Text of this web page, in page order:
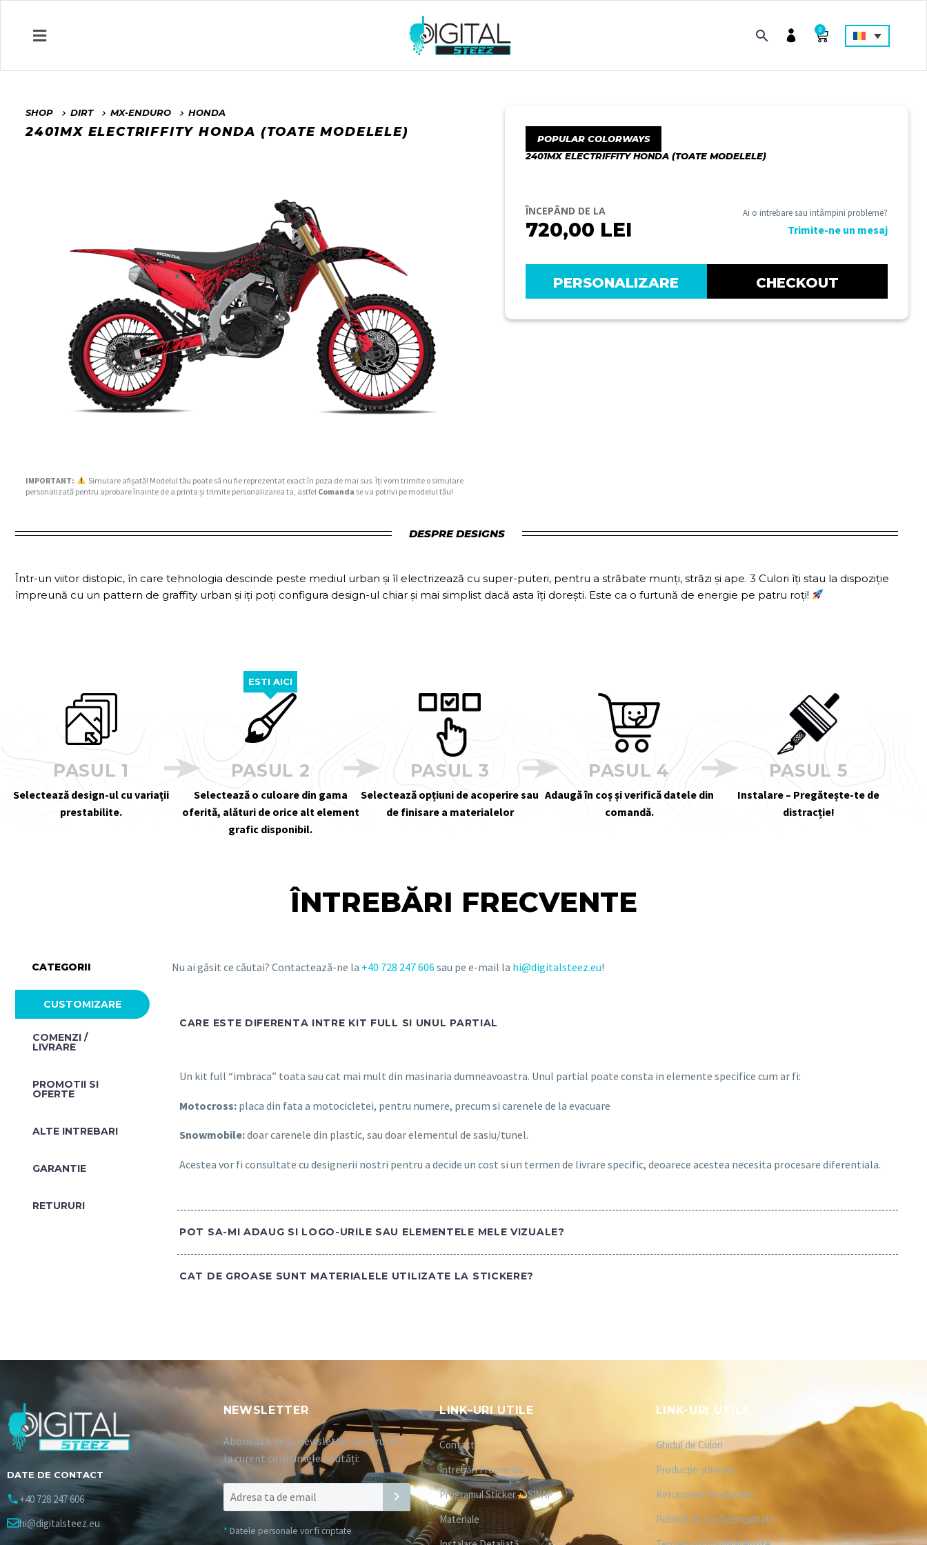
0
SHOP DIRT MX-ENDURO HONDA
2401MX ELECTRIFFITY HONDA (TOATE MODELELE)
IMPORTANT:
Simulare afișată! Modelul tău poate să nu fie reprezentat exact în poza de mai sus. Îți vom trimite o simulare
personalizată pentru aprobare înainte de a printa și trimite personalizarea ta, astfel Comanda se va potrivi pe modelul tău!
POPULAR COLORWAYS
2401MX ELECTRIFFITY HONDA (TOATE MODELELE)
ÎNCEPÂND DE LA
720,00 LEI
Ai o intrebare sau intâmpini probleme?
Trimite-ne un mesaj
PERSONALIZARE CHECKOUT
DESPRE DESIGNS
Într-un viitor distopic, în care tehnologia descinde peste mediul urban și îl electrizează cu super-puteri, pentru a străbate munți, străzi și ape. 3 Culori îți stau la dispoziție
împreună cu un pattern de graffity urban și iți poți configura design-ul chiar și mai simplist dacă asta îți dorești. Este ca o furtună de energie pe patru roți!
PASUL 1
Selectează design-ul cu variații
prestabilite.
ESTI AICI
PASUL 2
Selectează o culoare din gama
oferită, alături de orice alt element
grafic disponibil.
PASUL 3
Selectează opțiuni de acoperire sau
de finisare a materialelor
PASUL 4
Adaugă în coș și verifică datele din
comandă.
PASUL 5
Instalare – Pregătește-te de
distracție!
ÎNTREBĂRI FRECVENTE
CATEGORII Nu ai găsit ce căutai? Contactează-ne la +40 728 247 606sau pe e-mail la hi@digitalsteez.eu!
CUSTOMIZARE
COMENZI /
LIVRARE
PROMOTII SI
OFERTE​
ALTE INTREBARI​
GARANTIE
RETURURI
CARE ESTE DIFERENTA INTRE KIT FULL SI UNUL PARTIAL
Un kit full “imbraca” toata sau cat mai mult din masinaria dumneavoastra. Unul partial poate consta in elemente specifice cum ar fi:
Motocross: placa din fata a motocicletei, pentru numere, precum si carenele de la evacuare
Snowmobile:doar carenele din plastic, sau doar elementul de sasiu/tunel.
Acestea vor fi consultate cu designerii nostri pentru a decide un cost si un termen de livrare specific, deoarece acestea necesita procesare diferentiala.
POT SA-MI ADAUG SI LOGO-URILE SAU ELEMENTELE MELE VIZUALE?
CAT DE GROASE SUNT MATERIALELE UTILIZATE LA STICKERE?
DATE DE CONTACT
+40 728 247 606
hi@digitalsteez.eu
NEWSLETTER
Abonează-te la newsletter pentru a fi
la curent cu ultimele noutăți:
* Datele personale vor fi criptate
LINK-URI UTILE
Contact
Întrebări Frecvente
Programul Sticker
SWAP
Materiale
LINK-URI UTILE
Ghidul de Culori
Producție și livrare
Returnarea Produselor
Politică de confidențialitate